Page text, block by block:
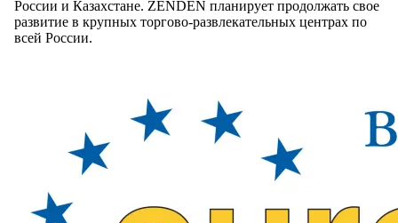
России и Казахстане. ZENDEN планирует продолжать свое
развитие в крупных торгово-развлекательных центрах по
всей России.